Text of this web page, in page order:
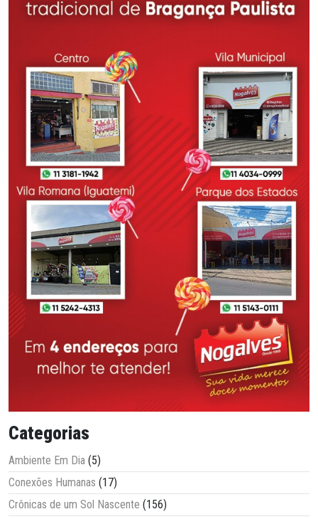
Categorias
Ambiente Em Dia (5)
Conexões Humanas (17)
Crônicas de um Sol Nascente (156)